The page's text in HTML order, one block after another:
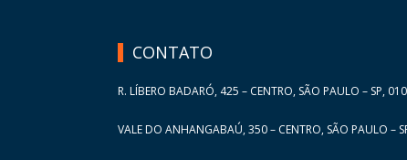
Entradas por Página
CONTATO
R. LÍBERO BADARÓ, 425 – CENTRO, SÃO PAULO – SP,
VALE DO ANHANGABAÚ, 350 – CENTRO, SÃO PAULO –